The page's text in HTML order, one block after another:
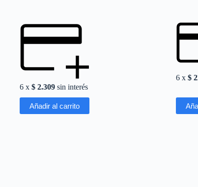
6 x $ 2.309 sin interés
Añadir al carrito
6 x $